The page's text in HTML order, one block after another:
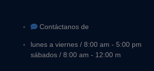
Contáctanos de
lunes a viernes / 8:00 am - 5:00 pm
sábados / 8:00 am - 12:00 m